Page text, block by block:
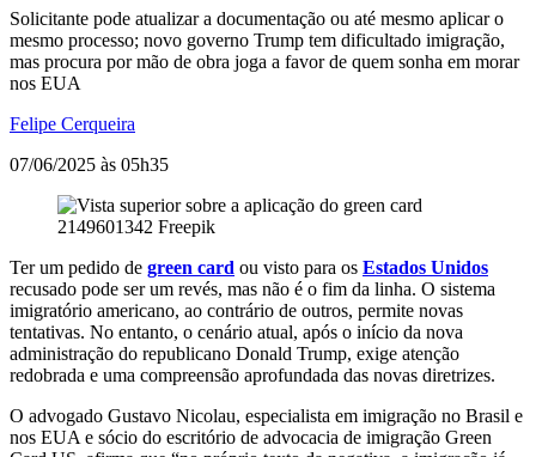
Solicitante pode atualizar a documentação ou até mesmo aplicar o
mesmo processo; novo governo Trump tem dificultado imigração,
mas procura por mão de obra joga a favor de quem sonha em morar
nos EUA
Felipe Cerqueira
07/06/2025 às 05h35
2149601342 Freepik
Ter um pedido de green card ou visto para os Estados Unidos
recusado pode ser um revés, mas não é o fim da linha. O sistema
imigratório americano, ao contrário de outros, permite novas
tentativas. No entanto, o cenário atual, após o início da nova
administração do republicano Donald Trump, exige atenção
redobrada e uma compreensão aprofundada das novas diretrizes.
O advogado Gustavo Nicolau, especialista em imigração no Brasil e
nos EUA e sócio do escritório de advocacia de imigração Green